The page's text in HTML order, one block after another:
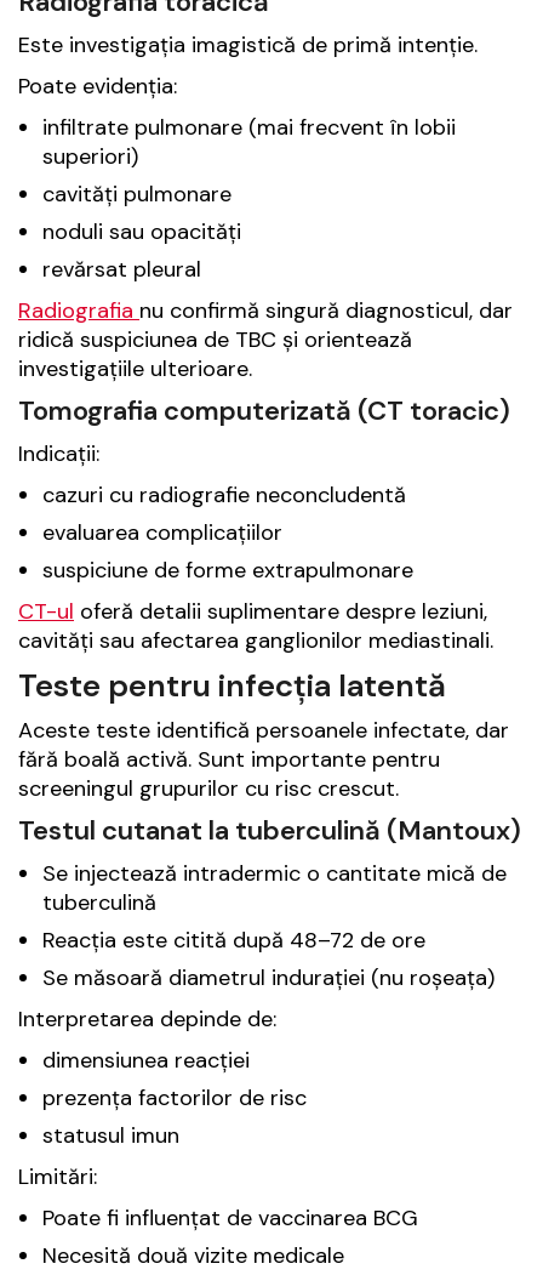
Este investigația imagistică de primă intenție.
Poate evidenția:
infiltrate pulmonare (mai frecvent în lobii
superiori)
cavități pulmonare
noduli sau opacități
revărsat pleural
Radiografia nu confirmă singură diagnosticul, dar
ridică suspiciunea de TBC și orientează
investigațiile ulterioare.
Tomografia computerizată (CT toracic)
Indicații:
cazuri cu radiografie neconcludentă
evaluarea complicațiilor
suspiciune de forme extrapulmonare
CT-ul oferă detalii suplimentare despre leziuni,
cavități sau afectarea ganglionilor mediastinali.
Teste pentru infecția latentă
Aceste teste identifică persoanele infectate, dar
fără boală activă. Sunt importante pentru
screeningul grupurilor cu risc crescut.
Testul cutanat la tuberculină (Mantoux)
Se injectează intradermic o cantitate mică de
tuberculină
Reacția este citită după 48–72 de ore
Se măsoară diametrul indurației (nu roșeața)
Interpretarea depinde de:
dimensiunea reacției
prezența factorilor de risc
statusul imun
Limitări:
Poate fi influențat de vaccinarea BCG
Necesită două vizite medicale